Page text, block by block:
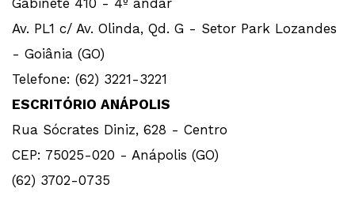
Gabinete 410 - 4º andar
Av. PL1 c/ Av. Olinda, Qd. G - Setor Park Lozandes
- Goiânia (GO)
Telefone: (62) 3221-3221
ESCRITÓRIO ANÁPOLIS
Rua Sócrates Diniz, 628 - Centro
CEP: 75025-020 - Anápolis (GO)
(62) 3702-0735